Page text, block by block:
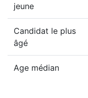
jeune
Candidat le plus
âgé
Age médian